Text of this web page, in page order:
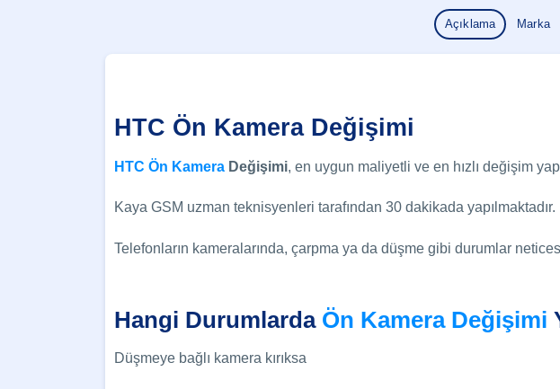
Açıklama Marka
HTC Ön Kamera Değişimi
HTC Ön Kamera Değişimi, en uygun maliyetli ve en hızlı değişim
Kaya GSM uzman teknisyenleri tarafından 30 dakikada yapılmaktadır.
Telefonların kameralarında, çarpma ya da düşme gibi durumlar
Hangi Durumlarda Ön Kamera Değişimi
Düşmeye bağlı kamera kırıksa